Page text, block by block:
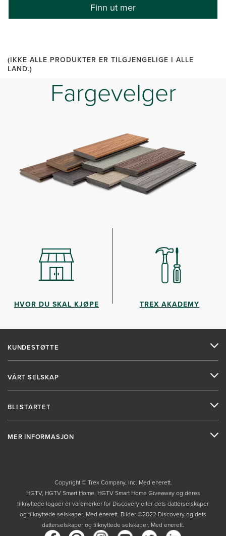
Finn ut mer
(IKKE ALLE PRODUKTER ER TILGJENGELIGE I ALLE
LAND.)
Fargevelger
HVOR DU SKAL KJØPE TREX AKADEMY
KUNDESTØTTE
VÅRT SELSKAP
BLI STARTET
MER INFORMASJON
Copyright © Trex Company, Inc. Med enerett.
HGTV, HGTV Smart Home, HGTV Smart Home Giveaway og deres
tilknyttede logoer er varemerker for Discovery eller dets datterselskaper
og tilknyttede selskaper. Med enerett. Bilder ©2022 Discovery og dets
datterselskaper og tilknyttede selskaper. Med enerett.